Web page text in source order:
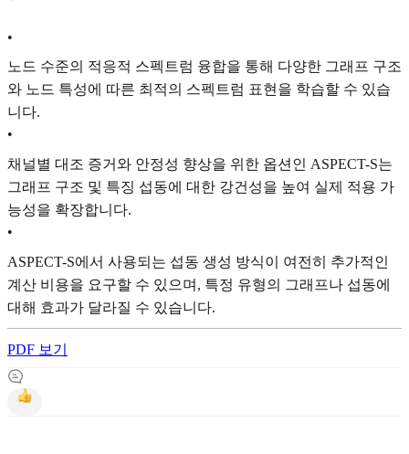
•
노드 수준의 적응적 스펙트럼 융합을 통해 다양한 그래프 구조
와 노드 특성에 따른 최적의 스펙트럼 표현을 학습할 수 있습
니다.
•
채널별 대조 증거와 안정성 향상을 위한 옵션인 ASPECT-S는
그래프 구조 및 특징 섭동에 대한 강건성을 높여 실제 적용 가
능성을 확장합니다.
•
ASPECT-S에서 사용되는 섭동 생성 방식이 여전히 추가적인
계산 비용을 요구할 수 있으며, 특정 유형의 그래프나 섭동에
대해 효과가 달라질 수 있습니다.
PDF 보기